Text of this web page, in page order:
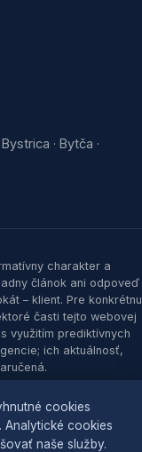
Bystrica · Bytča ·
charakter a
článok ani odpoveď
– klient. Pre konkrétnu
časti tejto webovej
využitím prediktívnych
ich aktuálnosť,
práva vyhradené.
|
Nastavenia
cookies
Analytické cookies
naše služby.